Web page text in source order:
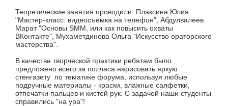
Теоретические занятия проводили: Плаксина Юлия
"Мастер-класс: видеосъёмка на телефон", Абдулвалеев
Марат "Основы SMM, или как повысить охваты
ВКонтакте", Мухаметдинова Ольга "Искусство ораторского
мастерства".
В качестве творческой практики ребятам было
предложено всего за полчаса нарисовать яркую
стенгазету по тематике форума, используя любые
подручные материалы - краски, влажные салфетки,
отпечатки пальцев и кистей рук. С задачей наши студенты
справились "на ура"!